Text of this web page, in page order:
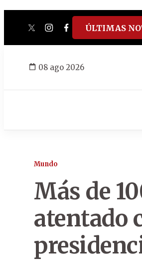
twitterinstagram
facebook
tiktokyoutube
ÚLTIMAS
08 ago 2026
Mundo
Más de
atentado